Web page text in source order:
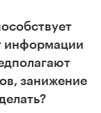
информации
занижение